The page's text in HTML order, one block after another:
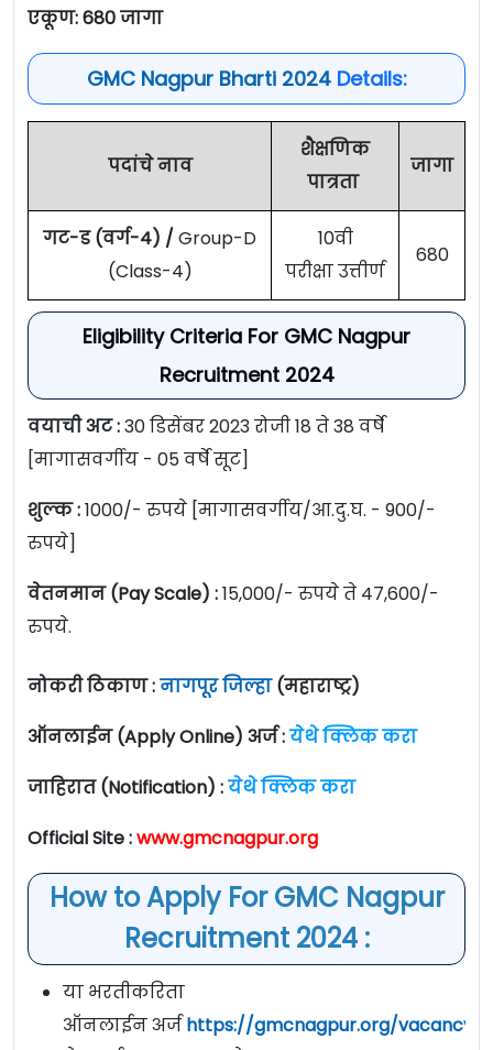
एकूण: 680 जागा
GMC Nagpur Bharti 2024Details:
पदांचे नाव
शैक्षणिक
पात्रता
जागा
गट-ड (वर्ग-4) / Group-D
(Class-4)
10वी
परीक्षा उत्तीर्ण
680
Eligibility Criteria For GMC Nagpur
Recruitment 2024
वयाची अट :30 डिसेंबर 2023 रोजी 18 ते 38 वर्षे
[मागासवर्गीय - 05 वर्षे सूट]
शुल्क :1000/- रुपये [मागासवर्गीय/आ.दु.घ. - 900/-
रुपये]
वेतनमान (Pay Scale) :15,000/- रुपये ते 47,600/-
रुपये.
नोकरी ठिकाण :नागपूर जिल्हा(महाराष्ट्र)
ऑनलाईन (Apply Online) अर्ज :येथे क्लिक करा
जाहिरात (Notification) :येथे क्लिक करा
Official Site :www.gmcnagpur.org
How to Apply For GMC Nagpur
Recruitment 2024 :
या भरतीकरिता
ऑनलाईन अर्जhttps://gmcnagpur.org/vacancy